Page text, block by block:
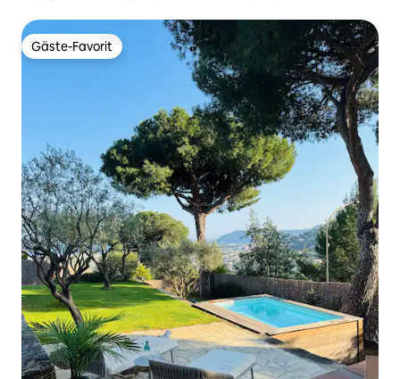
Gäste-Favorit
Gäste-Favorit